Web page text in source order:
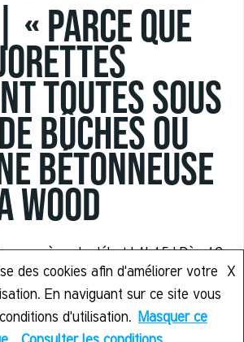
PARCE QUE
TOUTES SOUS
BÛCHES OU
BÉTONNEUSE
Wood
en scène du débat | 1h15 | Dès 12
5€
En savoir plus
des cookies afin d'améliorer votre
En naviguant sur ce site vous
d'utilisation.
X
Masquer ce